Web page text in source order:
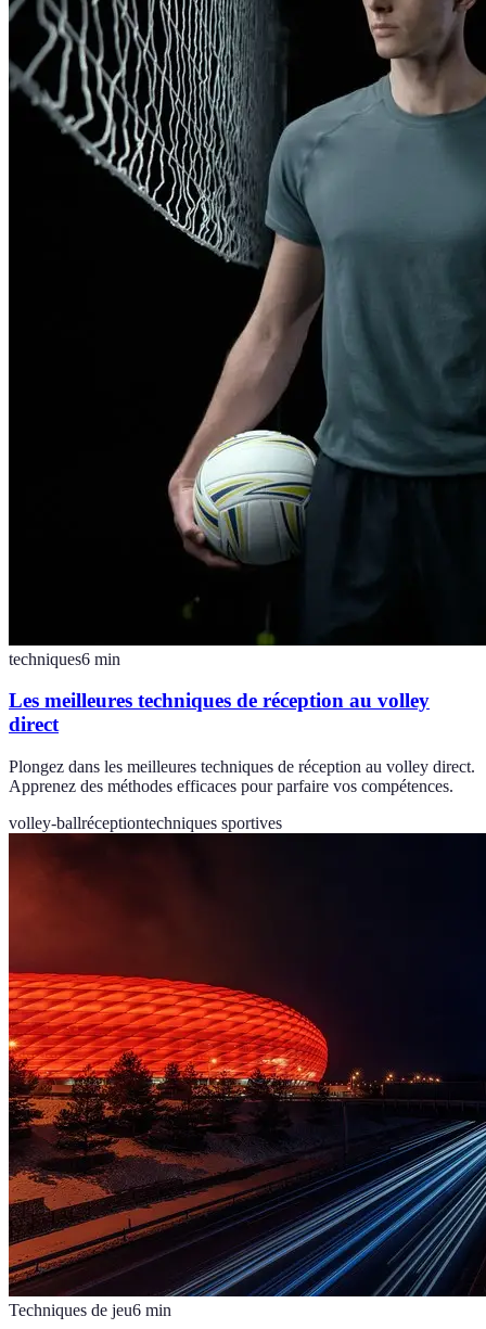
techniques6 min
Les meilleures techniques de réception au volley
direct
Plongez dans les meilleures techniques de réception au volley direct.
Apprenez des méthodes efficaces pour parfaire vos compétences.
volley-ballréceptiontechniques sportives
Techniques de jeu6 min